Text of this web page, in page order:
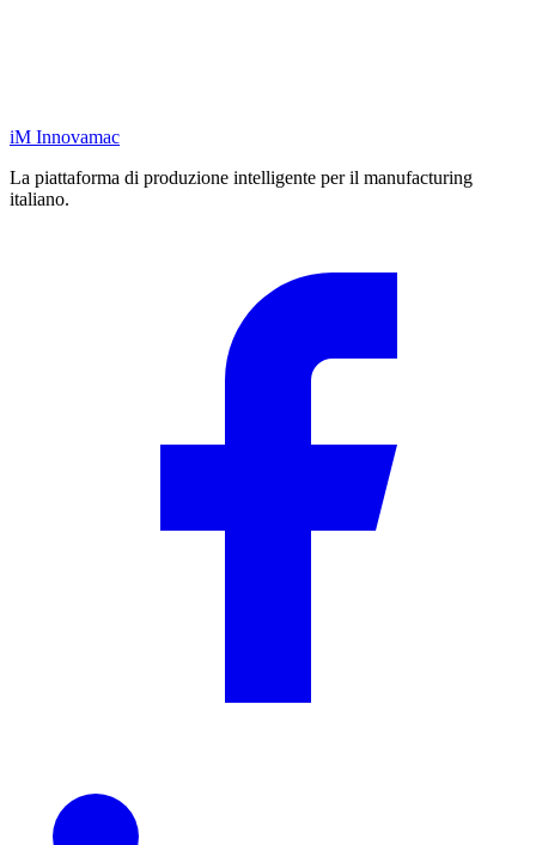
iM Innovamac
La piattaforma di produzione intelligente per il manufacturing
italiano.